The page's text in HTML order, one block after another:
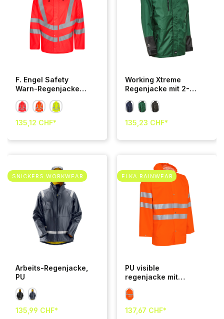
F. Engel Safety
Warn-Regenjacke
135,12 CHF*
Working Xtreme
Regenjacke mit 2-
Reißverschluss
135,23 CHF*
SNICKERS WORKWEAR
Arbeits-Regenjacke,
PU
135,99 CHF*
ELKA RAINWEAR
PU visible
regenjacke mit
reflexstreifen
137,67 CHF*